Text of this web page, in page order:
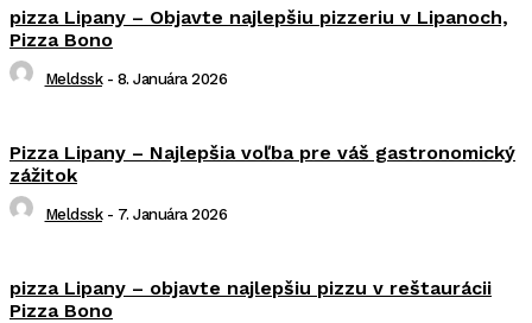
pizza Lipany – Objavte najlepšiu pizzeriu v Lipanoch,
Pizza Bono
Meldssk - 8. Januára 2026
Pizza Lipany – Najlepšia voľba pre váš gastronomický
zážitok
Meldssk - 7. Januára 2026
pizza Lipany – objavte najlepšiu pizzu v reštaurácii
Pizza Bono